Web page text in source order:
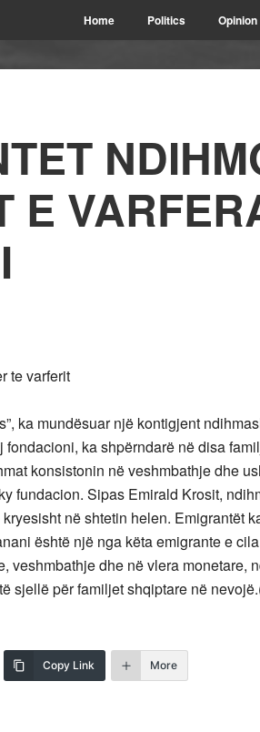
Home Politics Opinion
E
te varferit
ka mundësuar një kontigjent
ka shpërndarë në disa
konsistonin në veshmbathje dhe
fundacion. Sipas Emirald Krosit,
në shtetin helen. Emigrantët
është një nga këta emigrante e
veshmbathje dhe në vlera monetare,
sjellë për familjet shqiptare në
Copy Link More